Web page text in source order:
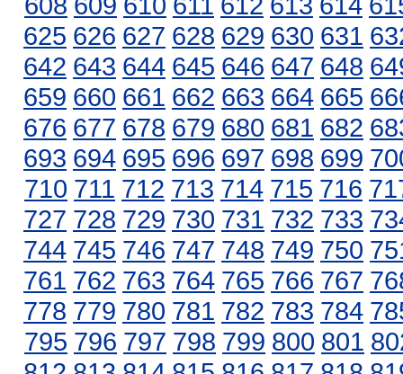
625 626 627 628 629 630 631
642 643 644 645 646 647 648
659 660 661 662 663 664 665
676 677 678 679 680 681 682
693 694 695 696 697 698 699
710 711 712 713 714 715 716
727 728 729 730 731 732 733
744 745 746 747 748 749 750
761 762 763 764 765 766 767
778 779 780 781 782 783 784
795 796 797 798 799 800 801